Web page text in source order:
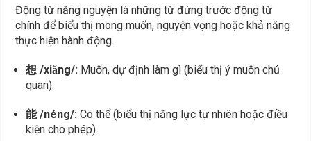
Động từ năng nguyện là những từ đứng trước động từ
chính để biểu thị mong muốn, nguyện vọng hoặc khả năng
thực hiện hành động.
想 /xiǎng/: Muốn, dự định làm gì (biểu thị ý muốn chủ
quan).
能 /néng/: Có thể (biểu thị năng lực tự nhiên hoặc điều
kiện cho phép).